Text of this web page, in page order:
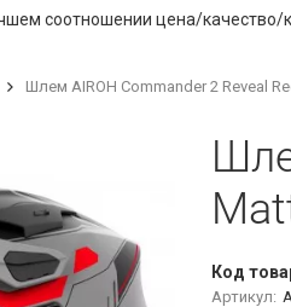
соотношении цена/
Шлем AIROH Commander 2 Reveal
Код
Артикул: